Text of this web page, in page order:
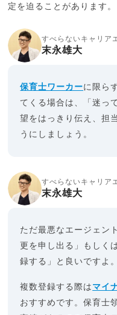
定を迫ることがあります。
すべらないキャリア
末永雄大
保育士ワーカーに限ら
てくる場合は、「迷っ
望をはっきり伝え、担
うにしましょう。
すべらないキャリア
末永雄大
ただ最悪なエージェン
更を申し出る」もしく
録する」と良いですよ。
複数登録する際は マイ
おすすめです。保育士